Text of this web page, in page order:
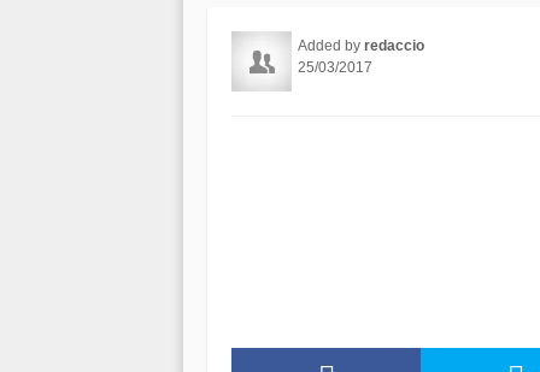
Added by redaccio
25/03/2017